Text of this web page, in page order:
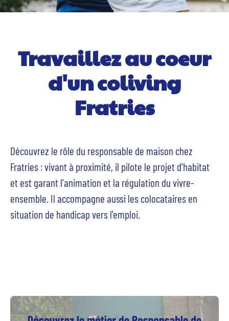
Travaillez au coeur
d'un coliving
Fratries
Découvrez le rôle du responsable de maison chez
Fratries : vivant à proximité, il pilote le projet d'habitat
et est garant l'animation et la régulation du vivre-
ensemble. Il accompagne aussi les colocataires en
situation de handicap vers l'emploi.